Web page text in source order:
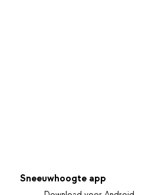
Sneeuwhoogte app